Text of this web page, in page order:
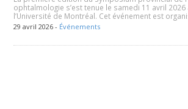
ophtalmologie s’est tenue le samedi 11 avril 2026
l’Université de Montréal. Cet événement est
29 avril 2026 - Événements